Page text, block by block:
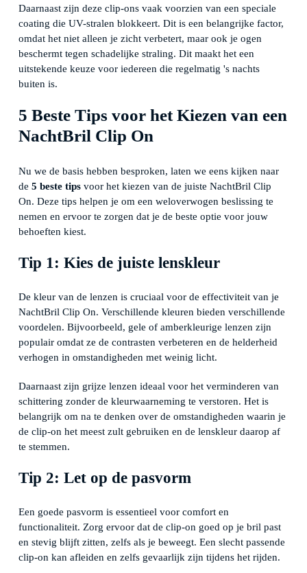
Daarnaast zijn deze clip-ons vaak voorzien van een speciale
coating die UV-stralen blokkeert. Dit is een belangrijke factor,
omdat het niet alleen je zicht verbetert, maar ook je ogen
beschermt tegen schadelijke straling. Dit maakt het een
uitstekende keuze voor iedereen die regelmatig 's nachts
buiten is.
5 Beste Tips voor het Kiezen van een
NachtBril Clip On
Nu we de basis hebben besproken, laten we eens kijken naar
de 5 beste tips voor het kiezen van de juiste NachtBril Clip
On. Deze tips helpen je om een weloverwogen beslissing te
nemen en ervoor te zorgen dat je de beste optie voor jouw
behoeften kiest.
Tip 1: Kies de juiste lenskleur
De kleur van de lenzen is cruciaal voor de effectiviteit van je
NachtBril Clip On. Verschillende kleuren bieden verschillende
voordelen. Bijvoorbeeld, gele of amberkleurige lenzen zijn
populair omdat ze de contrasten verbeteren en de helderheid
verhogen in omstandigheden met weinig licht.
Daarnaast zijn grijze lenzen ideaal voor het verminderen van
schittering zonder de kleurwaarneming te verstoren. Het is
belangrijk om na te denken over de omstandigheden waarin je
de clip-on het meest zult gebruiken en de lenskleur daarop af
te stemmen.
Tip 2: Let op de pasvorm
Een goede pasvorm is essentieel voor comfort en
functionaliteit. Zorg ervoor dat de clip-on goed op je bril past
en stevig blijft zitten, zelfs als je beweegt. Een slecht passende
clip-on kan afleiden en zelfs gevaarlijk zijn tijdens het rijden.